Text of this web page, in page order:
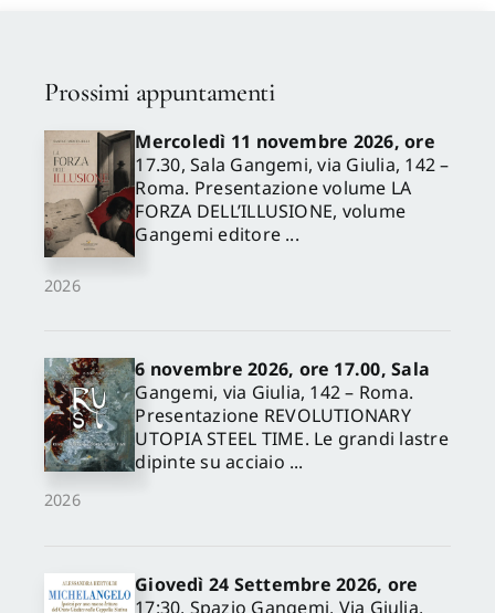
Prossimi appuntamenti
2026
Mercoledì 11 novembre 2026, ore
17.30, Sala Gangemi, via Giulia, 142 –
Roma. Presentazione volume LA
FORZA DELL’ILLUSIONE, volume
Gangemi editore ...
2026
6 novembre 2026, ore 17.00, Sala
Gangemi, via Giulia, 142 – Roma.
Presentazione REVOLUTIONARY
UTOPIA STEEL TIME. Le grandi lastre
dipinte su acciaio ...
Giovedì 24 Settembre 2026, ore
17:30, Spazio Gangemi, Via Giulia,